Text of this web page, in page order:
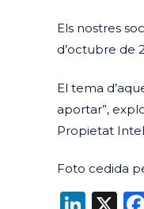
Els nostres
d’octubre de
El tema
aportar”,
Propietat
Foto cedida